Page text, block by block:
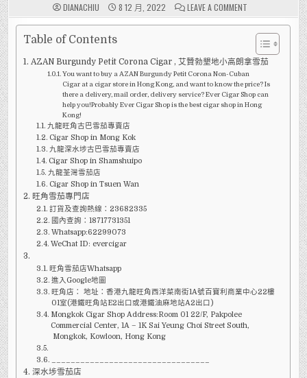
DIANACHIU 8 12 月, 2022 LEAVE A COMMENT
【非
古
NON
CUBAN
CIGARS】-
AZAN
BURGUNDY
PETIT
CORONA
Table of Contents
AZAN Burgundy Petit Corona Cigar , 艾贊勃墾地小高朗拿雪茄
You want to buy a AZAN Burgundy Petit Corona Non-Cuban
Cigar at a cigar store in Hong Kong, and want to know the price? Is
there a delivery, mail order, delivery service? Ever Cigar Shop can
help you!Probably Ever Cigar Shop is the best cigar shop in Hong
Kong!
九龍旺角古巴雪茄專賣店
Cigar Shop in Mong Kok
九龍深水埗古巴雪茄專賣店
Cigar Shop in Shamshuipo
九龍荃灣雪茄店
Cigar Shop in Tsuen Wan
旺角雪茄專門店
訂貨及查詢熱線：23682335
國內查詢：18717731351
Whatsapp:62299073
WeChat ID: evercigar
旺角雪茄店Whatsapp
進入Google地圖
旺角店： 地址：香港九龍旺角西洋菜南街1A號百寶利商業中心22樓
01室(港鐵旺角站E2出口或港鐵油麻地站A2出口)
Mongkok Cigar Shop Address:Room 01 22/F, Pakpolee
Commercial Center, 1A – 1K Sai Yeung Choi Street South,
Mongkok, Kowloon, Hong Kong
深水埗雪茄店